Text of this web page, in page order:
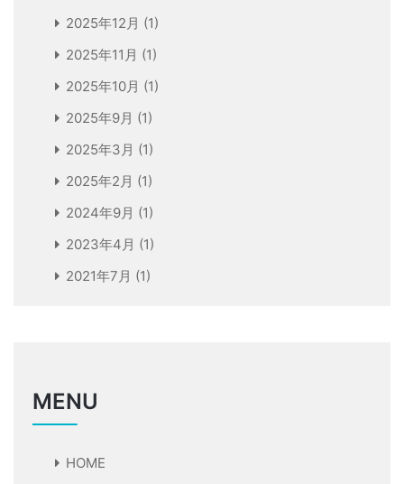
2025年12月 (1)
2025年11月 (1)
2025年10月 (1)
2025年9月 (1)
2025年3月 (1)
2025年2月 (1)
2024年9月 (1)
2023年4月 (1)
2021年7月 (1)
MENU
HOME